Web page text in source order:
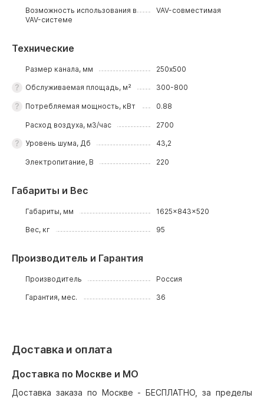
Возможность использования в
VAV-системе
VAV-совместимая
Технические
Размер канала, мм 250х500
Обслуживаемая площадь, м² 300-800
Потребляемая мощность, кВт 0.88
Расход воздуха, м3/час 2700
Уровень шума, Дб 43,2
Электропитание, В 220
Габариты и Вес
Габариты, мм 1625x843x520
Вес, кг 95
Производитель и Гарантия
Производитель Россия
Гарантия, мес. 36
Доставка и оплата
Доставка по Москве и МО
Доставка заказа по Москве - БЕСПЛАТНО, за пределы